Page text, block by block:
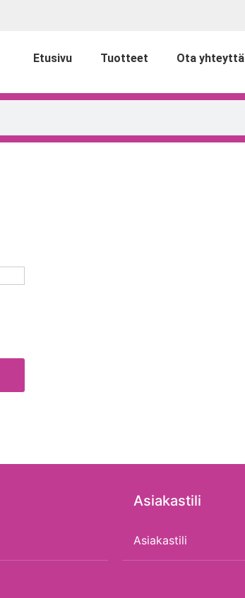
Etusivu Tuotteet Ota yhteyttä
Asiakastili
Asiakastili